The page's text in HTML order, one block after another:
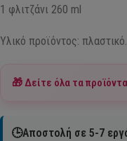
1 φλιτζάνι 260 ml
Υλικό προϊόντος: πλαστικό.
🎁 Δείτε όλα τα προϊόντα
🕒Αποστολή σε 5-7